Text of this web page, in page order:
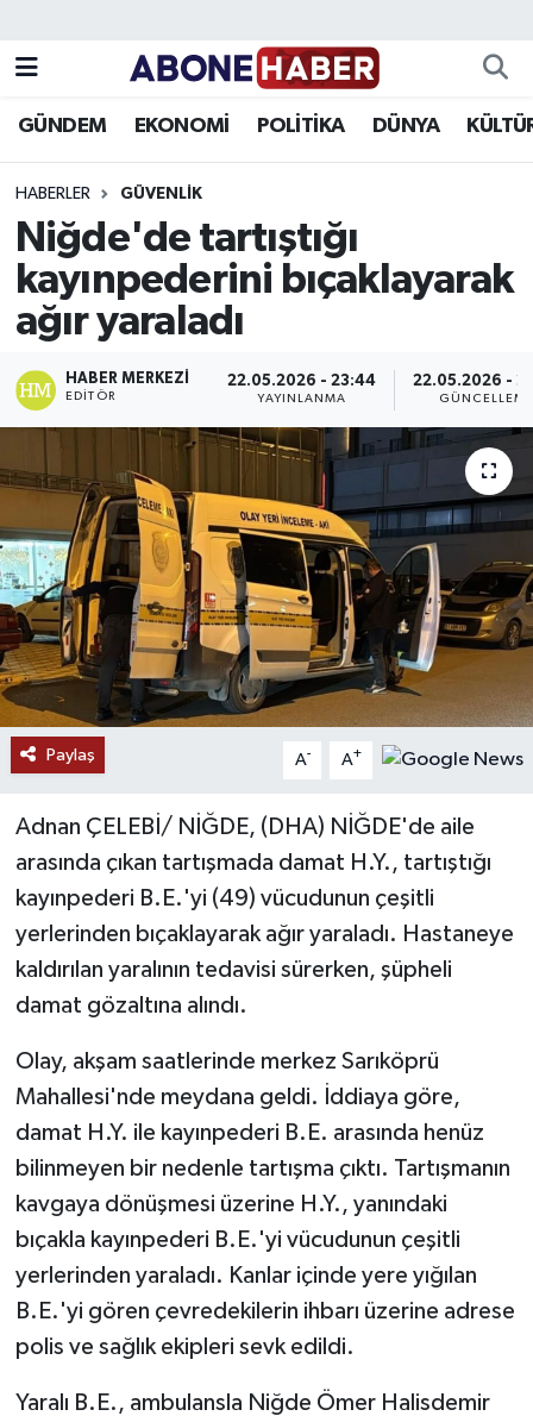
GÜNDEM EKONOMİ POLİTİKA DÜNYA
HABERLER GÜVENLIK
Niğde'de tartıştığı
kayınpederini bıçaklayarak
ağır yaraladı
HABER MERKEZI
EDITÖR
22.05.2026 - 23:44
YAYINLANMA
22.05.2026 -
Paylaş A- A+
Adnan ÇELEBİ/ NİĞDE, (DHA) NİĞDE'de aile
arasında çıkan tartışmada damat H.Y., tartıştığı
kayınpederi B.E.'yi (49) vücudunun çeşitli
yerlerinden bıçaklayarak ağır yaraladı. Hastaneye
kaldırılan yaralının tedavisi sürerken, şüpheli
damat gözaltına alındı.
Olay, akşam saatlerinde merkez Sarıköprü
Mahallesi'nde meydana geldi. İddiaya göre,
damat H.Y. ile kayınpederi B.E. arasında henüz
bilinmeyen bir nedenle tartışma çıktı. Tartışmanın
kavgaya dönüşmesi üzerine H.Y., yanındaki
bıçakla kayınpederi B.E.'yi vücudunun çeşitli
yerlerinden yaraladı. Kanlar içinde yere yığılan
B.E.'yi gören çevredekilerin ihbarı üzerine adrese
polis ve sağlık ekipleri sevk edildi.
Yaralı B.E., ambulansla Niğde Ömer Halisdemir
Asayiş
Bilim ve Teknoloji
Çevre
Eğitim
Ekonomi
Genel
Gündem
Haberde İnsan
Kültür Sanat
Magazin
Politika
Sağlık
Son Dakika
Yaşam
Yerel
AboneHaber Özel
Süper Lig Puan Durumu ve Fikstür
Tüm Manşetler
Son Dakika Haberleri